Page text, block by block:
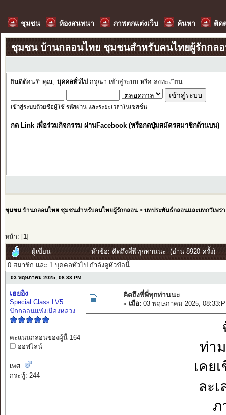
ชุมชน ห้องสนทนา ภาพตกแต่งเว็บ ค้นหา ติด
ชุมชน บ้านกลอนไทย ชุมชนสำหรับคนไทยผู้รักกล
ยินดีต้อนรับคุณ, บุคคลทั่วไป กรุณา เข้าสู่ระบบ หรือ ลงทะเบียน
เข้าสู่ระบบด้วยชื่อผู้ใช้ รหัสผ่าน และระยะเวลาในเซสชั่น
กด Link เพื่อร่วมกิจกรรม ผ่านFacebook (หรือกดปุ่มสมัครสมาชิกด้านบน)
ชุมชน บ้านกลอนไทย ชุมชนสำหรับคนไทยผู้รักกลอน> บทประพันธ์กลอนและบทกวีเพรา
หน้า: [ 1]
ผู้เขียน
หัวข้อ: คิดถึงพี่พี่ทุกท่านนะ (อ่าน 8920 ครั้ง)
0 สมาชิก และ 1 บุคคลทั่วไป กำลังดูหัวข้อนี้
03 พฤษภาคม 2025, 08:33:PM
เฮยอิง
Special Class LV5
นักกลอนแห่งเมืองหลวง
คะแนนกลอนของผู้นี้ 164
ออฟไลน์
เพศ:
กระทู้: 244
คิดถึงพี่พี่ทุกท่านนะ
« เมื่อ: 03 พฤษภาคม 2025,
ท่า
เคย
ละเ
ภ